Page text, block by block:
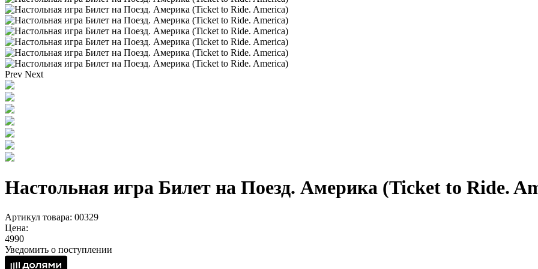
Prev Next
Настольная игра Билет на Поезд. Америка (Ticket to Ride.
Артикул товара: 00329
Цена:
4990
Уведомить о поступлении